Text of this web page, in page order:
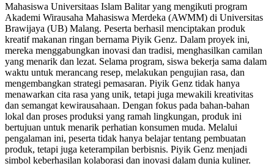
Mahasiswa Universitaas Islam Balitar yang mengikuti program
Akademi Wirausaha Mahasiswa Merdeka (AWMM) di Universitas
Brawijaya (UB) Malang. Peserta berhasil menciptakan produk
kreatif makanan ringan bernama Piyik Genz. Dalam proyek ini,
mereka menggabungkan inovasi dan tradisi, menghasilkan camilan
yang menarik dan lezat. Selama program, siswa bekerja sama dalam
waktu untuk merancang resep, melakukan pengujian rasa, dan
mengembangkan strategi pemasaran. Piyik Genz tidak hanya
menawarkan cita rasa yang unik, tetapi juga mewakili kreativitas
dan semangat kewirausahaan. Dengan fokus pada bahan-bahan
lokal dan proses produksi yang ramah lingkungan, produk ini
bertujuan untuk menarik perhatian konsumen muda. Melalui
pengalaman ini, peserta tidak hanya belajar tentang pembuatan
produk, tetapi juga keterampilan berbisnis. Piyik Genz menjadi
simbol keberhasilan kolaborasi dan inovasi dalam dunia kuliner.